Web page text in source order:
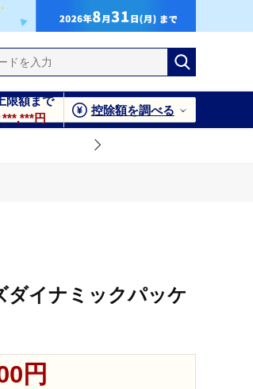
限額まで
***,***円
控除額を調べる
ン3,000点分
ダイナミックパッケ
円